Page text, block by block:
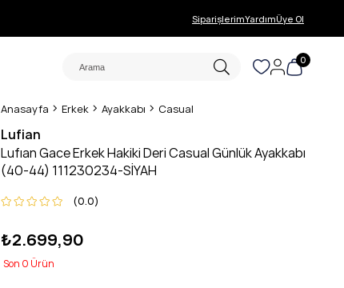
SiparişlerimYardımÜye Ol
0
Anasayfa Erkek Ayakkabı Casual
Lufian
Lufıan Gace Erkek Hakiki Deri Casual Günlük Ayakkabı
(40-44) 111230234-SİYAH
0.0
₺2.699,90
0